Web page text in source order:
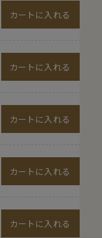
カートに入れる
カートに入れる
カートに入れる
カートに入れる
カートに入れる